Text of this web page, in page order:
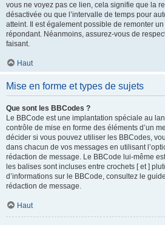
vous ne voyez pas ce lien, cela signifie que la
désactivée ou que l’intervalle de temps pour
atteint. Il est également possible de remonter
répondant. Néanmoins, assurez-vous de
faisant.
Haut
Mise en forme et types de sujets
Que sont les BBCodes ?
Le BBCode est une implantation spéciale au
contrôle de mise en forme des éléments d’un
décider si vous pouvez utiliser les BBCodes,
dans chacun de vos messages en utilisant
rédaction de message. Le BBCode lui-même
les balises sont incluses entre crochets [ et ]
d’informations sur le BBCode, consultez le
rédaction de message.
Haut